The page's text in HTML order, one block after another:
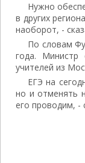
Нужно
в других
наоборот, -
По словам
года.
учителей из
ЕГЭ на
но и отменять
его проводим, -